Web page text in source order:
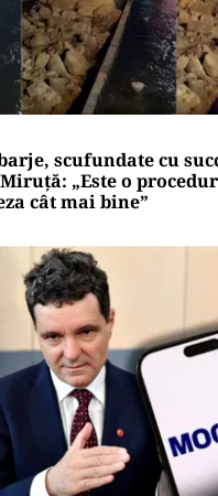
scufundate cu
„Este o
cât mai bine”